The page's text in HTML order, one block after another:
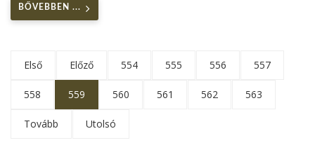
BŐVEBBEN ...
Első Előző 554 555 556 557
558 559 560 561 562 563
Tovább Utolsó